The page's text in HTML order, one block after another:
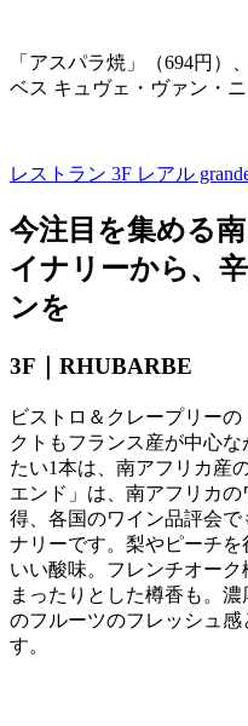
「アスパラ焼」（694円）
ベス キュヴェ・ヴァン・ニ
レストラン 3F レアル
今注目を集める
イナリーから、
ンを
3F｜ RHUBARBE
ビストロ＆クレープリーの
クトもフランス産が中心
たい1本は、南アフリカ産
エンド」は、南アフリカ
得、各国のワイン品評会
ナリーです。梨やピーチ
いい酸味。フレンチオーク
まったりとした樽香も。
のフルーツのフレッシュ
す。